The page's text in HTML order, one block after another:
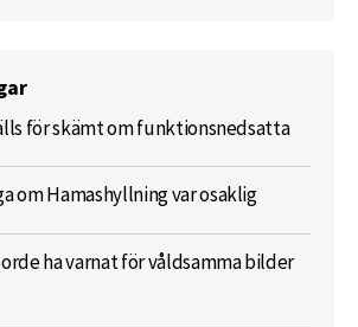
för skämt om funktionsnedsatta
om Hamashyllning var osaklig
ha varnat för våldsamma bilder